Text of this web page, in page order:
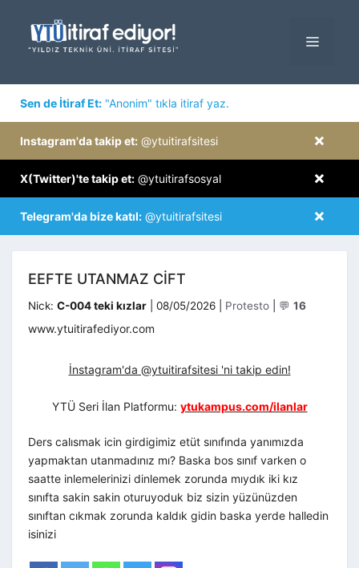
MENÜ
Sen de İtiraf Et: "Anonim" tıkla itiraf yaz.
×
Instagram'da takip et: @ytuitirafsitesi
×
X(Twitter)'te takip et: @ytuitirafsosyal
×
Telegram'da bize katıl: @ytuitirafsitesi
EEFTE UTANMAZ CIFT
Nick: C-004 teki kızlar 08/05/2026 Kategoriler
Protesto 💬 16
www.ytuitirafediyor.com
İnstagram'da @ytuitirafsitesi 'ni takip edin!
YTÜ Seri İlan Platformu: ytukampus.com/ilanlar
Ders calısmak icin girdigimiz etüt sınıfında yanımızda
yapmaktan utanmadınız mı? Baska bos sınıf varken o
saatte inlemelerinizi dinlemek zorunda mıydık iki kız
sınıfta sakin sakin oturuyoduk biz sizin yüzünüzden
sınıftan cıkmak zorunda kaldık gidin baska yerde halledin
isinizi